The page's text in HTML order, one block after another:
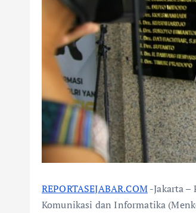
REPORTASEJABAR.COM-Jakarta –
Komunikasi dan Informatika